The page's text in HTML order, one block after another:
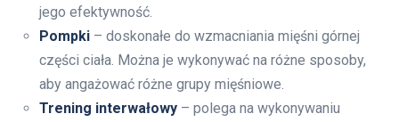
jego efektywność.
Pompki – doskonałe do wzmacniania mięśni górnej
części ciała. Można je wykonywać na różne sposoby,
aby angażować różne grupy mięśniowe.
Trening interwałowy – polega na wykonywaniu